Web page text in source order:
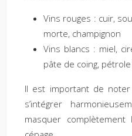
Vins rouges : cuir,
morte, champignon
Vins blancs : miel,
pâte de coing,
Il est important de
s’intégrer
masquer